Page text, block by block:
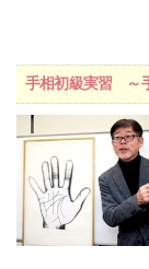
手相初級実習 ～